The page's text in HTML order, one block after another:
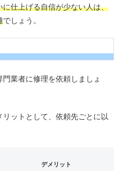
仕上げる自信が少ない人は、
でしょう。
業者に修理を依頼しましょ
ットとして、依頼先ごとに以
デメリット